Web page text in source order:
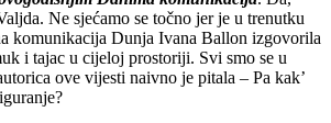
Ne sjećamo se točno jer je u trenutku
komunikacija Dunja Ivana Ballon izgovorila
i tajac u cijeloj prostoriji. Svi smo se u
ove vijesti naivno je pitala – Pa kak’